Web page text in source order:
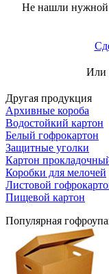
Не нашли нужной
Или
Другая продукция
Архивные короба
Водостойкий картон
Белый гофрокартон
Защитные уголки
Картон
Коробки для мелочей
Листовой
Пищевой картон
Популярная